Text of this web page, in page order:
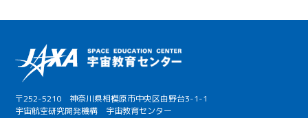
〒252-5210 神奈川県相模原市中央区由野台3-1-1
宇宙航空研究開発機構 宇宙教育センター